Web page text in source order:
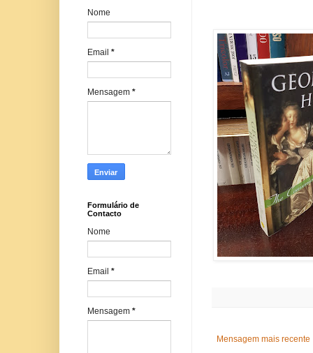
Mensagem mais recente
Nome
Email *
Mensagem *
Formulário de
Contacto
Nome
Email *
Mensagem *